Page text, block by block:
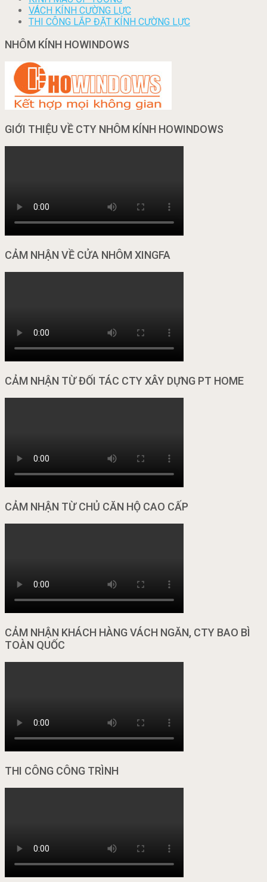
VÁCH KÍNH CƯỜNG LỰC
THI CÔNG LẮP ĐẶT KÍNH CƯỜNG LỰC
NHÔM KÍNH HOWINDOWS
GIỚI THIỆU VỀ CTY NHÔM KÍNH HOWINDOWS
CẢM NHẬN VỀ CỬA NHÔM XINGFA
CẢM NHẬN TỪ ĐỐI TÁC CTY XÂY DỰNG PT HOME
CẢM NHẬN TỪ CHỦ CĂN HỘ CAO CẤP
CẢM NHẬN KHÁCH HÀNG VÁCH NGĂN, CTY BAO BÌ
TOÀN QUỐC
THI CÔNG CÔNG TRÌNH